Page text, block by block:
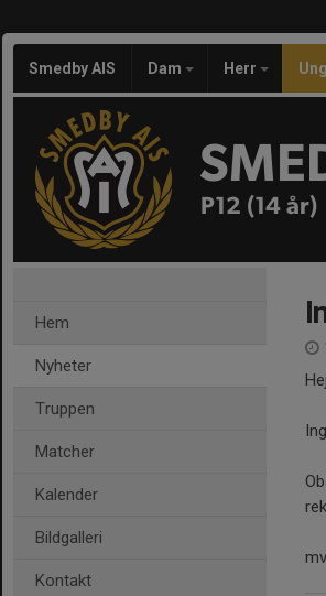
Smedby AIS Dam Herr
P12 (14 år)
Hem
Nyheter
Truppen
Matcher
Kalender
Bildgalleri
Kontakt
Hej